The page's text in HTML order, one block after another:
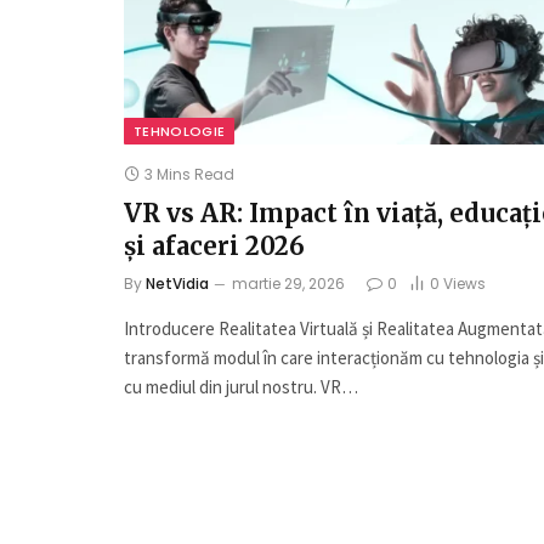
TEHNOLOGIE
3 Mins Read
VR vs AR: Impact în viață,
și afaceri 2026
ByNetVidia martie 29, 2026 0 0 Views
Introducere Realitatea Virtuală și Realitatea
transformă modul în care interacționăm cu tehnologia și
cu mediul din jurul nostru. VR…